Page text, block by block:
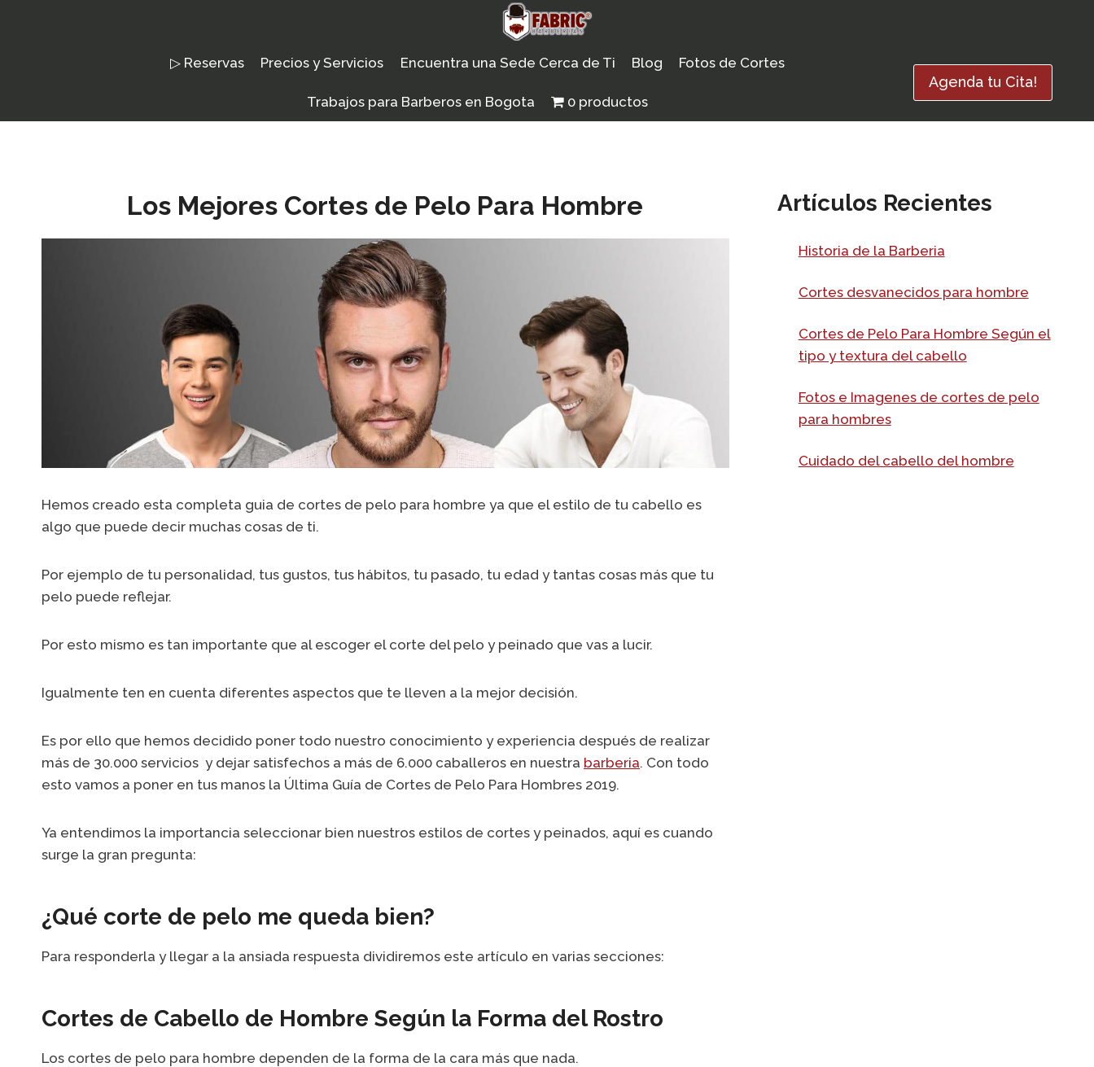
▷ Reservas Precios y Servicios Encuentra una Sede Cerca de Ti Blog Fotos de Cortes
Trabajos para Barberos en Bogota​ 0 productos
Agenda tu Cita!
Los Mejores Cortes de Pelo Para Hombre
Hemos creado esta completa guia de cortes de pelo para hombre ya que el estilo de tu cabello es
algo que puede decir muchas cosas de ti.
Por ejemplo de tu personalidad, tus gustos, tus hábitos, tu pasado, tu edad y tantas cosas más que tu
pelo puede reflejar.
Por esto mismo es tan importante que al escoger el corte del pelo y peinado que vas a lucir.
Igualmente ten en cuenta diferentes aspectos que te lleven a la mejor decisión.
Es por ello que hemos decidido poner todo nuestro conocimiento y experiencia después de realizar
más de 30.000 servicios y dejar satisfechos a más de 6.000 caballeros en nuestra barberia. Con todo
esto vamos a poner en tus manos la Última Guía de Cortes de Pelo Para Hombres 2019.
Ya entendimos la importancia seleccionar bien nuestros estilos de cortes y peinados, aquí es cuando
surge la gran pregunta:
¿Qué corte de pelo me queda bien?
Para responderla y llegar a la ansiada respuesta dividiremos este artículo en varias secciones:
Cortes de Cabello de Hombre Según la Forma del Rostro
Los cortes de pelo para hombre dependen de la forma de la cara más que nada.
Artículos Recientes
Historia de la Barberia
Cortes desvanecidos para hombre
Cortes de Pelo Para Hombre Según el
tipo y textura del cabello
Fotos e Imagenes de cortes de pelo
para hombres
Cuidado del cabello del hombre